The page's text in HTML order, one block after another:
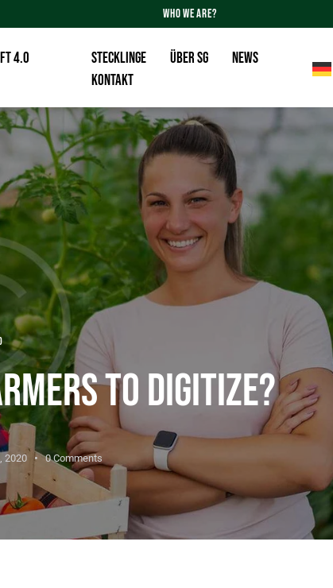
WHO WE ARE?
4.0
Stecklinge Über SG
News
KONTAKT
TO DIGITIZE?
2020 0 Comments